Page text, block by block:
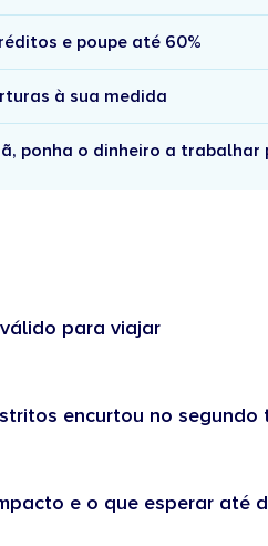
e poupe até 60%
à sua medida
ponha o dinheiro a trabalhar
para viajar
encurtou no segundo
e o que esperar até